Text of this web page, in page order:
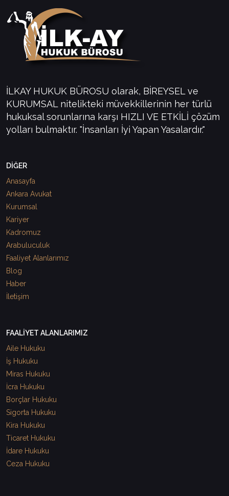
İLKAY HUKUK BÜROSU olarak, BİREYSEL ve
KURUMSAL nitelikteki müvekkillerinin her türlü
hukuksal sorunlarına karşı HIZLI VE ETKİLİ çözüm
yolları bulmaktır. "İnsanları İyi Yapan Yasalardır."
DİĞER
Anasayfa
Ankara Avukat
Kurumsal
Kariyer
Kadromuz
Arabuluculuk
Faaliyet Alanlarımız
Blog
Haber
İletişim
FAALİYET ALANLARIMIZ
Aile Hukuku
İş Hukuku
Miras Hukuku
İcra Hukuku
Borçlar Hukuku
Sigorta Hukuku
Kira Hukuku
Ticaret Hukuku
İdare Hukuku
Ceza Hukuku